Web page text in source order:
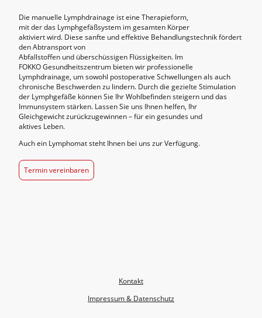
Die manuelle Lymphdrainage ist eine Therapieform,
mit der das Lymphgefäßsystem im gesamten Körper
aktiviert wird. Diese sanfte und effektive Behandlungstechnik fördert
den Abtransport von
Abfallstoffen und überschüssigen Flüssigkeiten. Im
FOKKO Gesundheitszentrum bieten wir professionelle
Lymphdrainage, um sowohl postoperative Schwellungen als auch
chronische Beschwerden zu lindern. Durch die gezielte Stimulation
der Lymphgefäße können Sie Ihr Wohlbefinden steigern und das
Immunsystem stärken. Lassen Sie uns Ihnen helfen, Ihr
Gleichgewicht zurückzugewinnen – für ein gesundes und
aktives Leben.
Auch ein Lymphomat steht Ihnen bei uns zur Verfügung.
Termin vereinbaren
Kontakt
Impressum & Datenschutz